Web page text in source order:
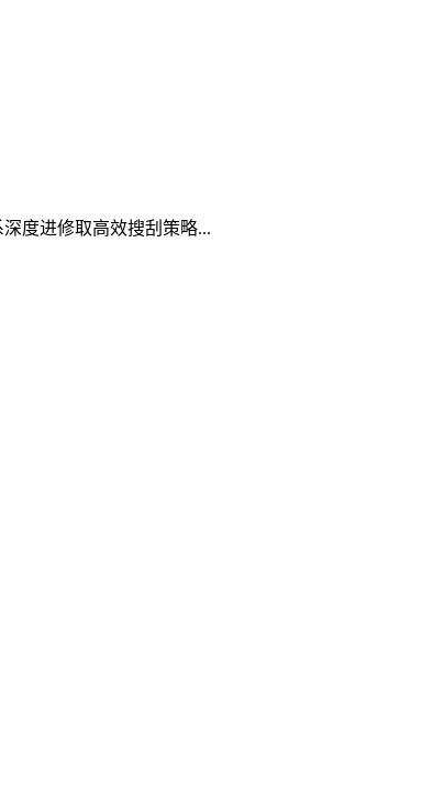
度进修取高效搜刮策略...